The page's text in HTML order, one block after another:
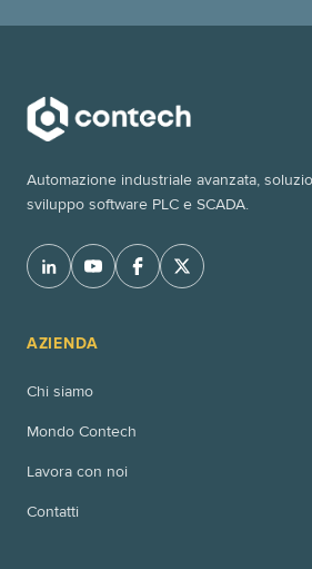
Automazione industriale avanzata,
sviluppo software PLC e SCADA.
AZIENDA
Chi siamo
Mondo Contech
Lavora con noi
Contatti